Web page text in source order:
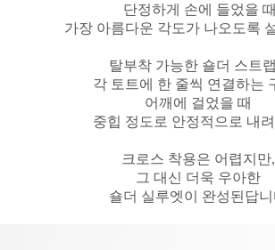
단정하게 손에 들었을 때
가장 아름다운 각도가 나오도록
탈부착 가능한 숄더 스트
각 토트에 한 줄씩 연결하는
어깨에 걸었을 때
중힙 정도로 안정적으로 내
크로스 착용은 어렵지만,
그 대신 더욱 우아한
숄더 실루엣이 완성된답